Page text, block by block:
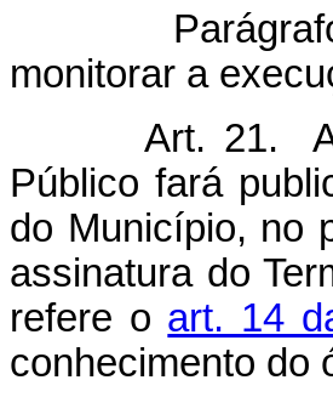
Parágrafo
monitorar a
Art. 21. A
Público fará
do Município, no
assinatura do
refere o art. 14
conhecimento do